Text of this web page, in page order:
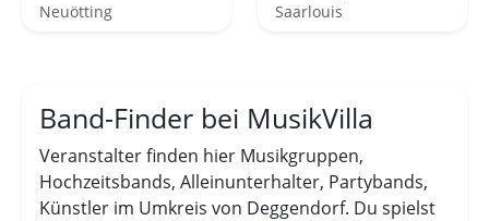
Neuötting Saarlouis
Band-Finder bei MusikVilla
Veranstalter finden hier Musikgruppen,
Hochzeitsbands, Alleinunterhalter, Partybands,
Künstler im Umkreis von Deggendorf. Du spielst